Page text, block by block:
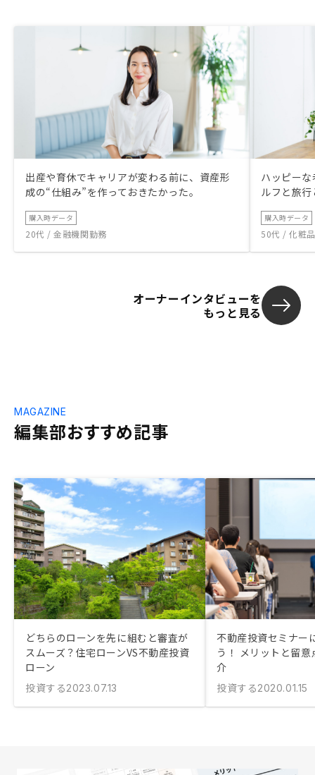
出産や育休でキャリアが変わる前に、資産形
成の“仕組み”を作っておきたかった。
購入時データ
20代 / 金融機関勤務
ハッピー
ルフと旅
購入時データ
50代 / 化粧
オーナーインタビューを
もっと見る
編集部おすすめ記事
MAGAZINE
どちらのローンを先に組むと審査が
スムーズ？住宅ローンVS不動産投資
ローン
投資する2023.07.13
不動産投資セミナー
う！ メリットと留
介
投資する2020.01.15